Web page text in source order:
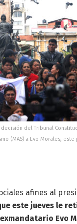
del Tribunal
(MAS) a Evo Morales, este
afines al
este jueves le
Evo